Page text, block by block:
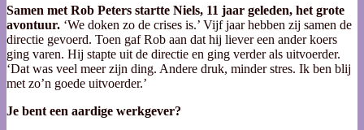
Samen met Rob Peters startte Niels, 11 jaar geleden, het grote
avontuur. ‘We doken zo de crises is.’ Vijf jaar hebben zij samen de
directie gevoerd. Toen gaf Rob aan dat hij liever een ander koers
ging varen. Hij stapte uit de directie en ging verder als uitvoerder.
‘Dat was veel meer zijn ding. Andere druk, minder stres. Ik ben blij
met zo’n goede uitvoerder.’
Je bent een aardige werkgever?